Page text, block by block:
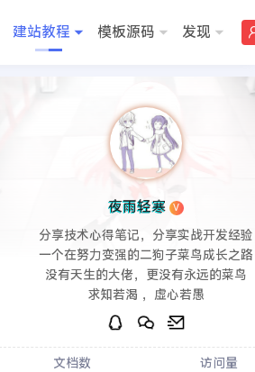
建站教程 模板源码 发现
夜雨轻寒 V
分享技术心得笔记，分享实战开发经验
一个在努力变强的二狗子菜鸟成长之路
没有天生的大佬，更没有永远的菜鸟
求知若渴 ，虚心若愚
文档数 访问量